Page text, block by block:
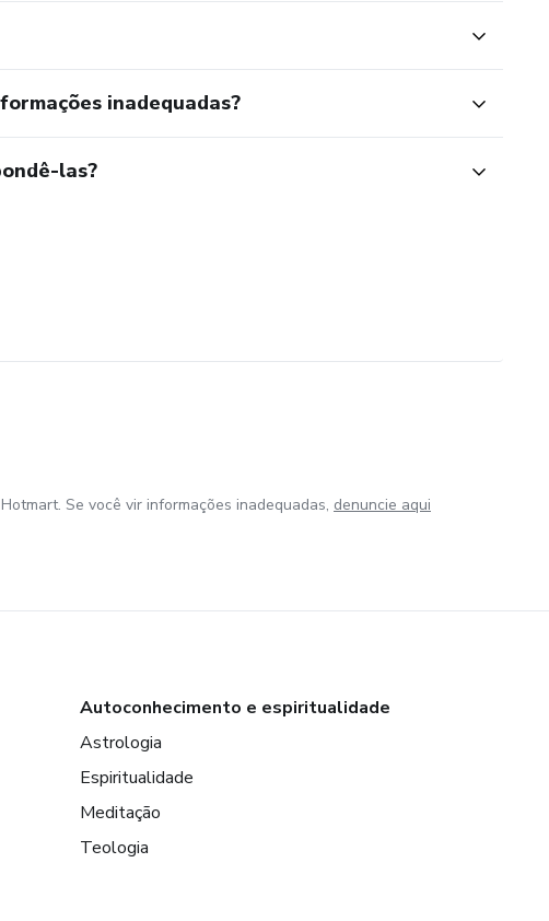
inadequadas?
las?
Se você vir informações inadequadas, denuncie aqui
Autoconhecimento e espiritualidade
Astrologia
Espiritualidade
Meditação
Teologia